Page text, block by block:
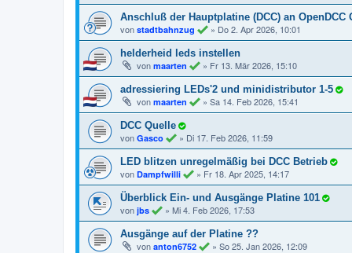
Anschluß der Hauptplatine (DCC) an OpenDCC
von stadtbahnzug » Do 2. Apr 2026, 10:01
helderheid leds instellen
von maarten » Fr 13. Mär 2026, 15:10
adressiering LEDs'2 und minidistributor 1-5
von maarten » Sa 14. Feb 2026, 15:41
DCC Quelle
von Gasco » Di 17. Feb 2026, 11:59
LED blitzen unregelmäßig bei DCC Betrieb
von Dampfwilli » Fr 18. Apr 2025, 14:17
Überblick Ein- und Ausgänge Platine 101
von jbs » Mi 4. Feb 2026, 17:53
Ausgänge auf der Platine ??
von anton6752 » So 25. Jan 2026, 12:09